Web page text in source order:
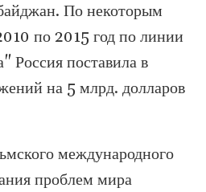
По некоторым
по 2015 год по линии
Россия поставила в
на 5 млрд. долларов
международного
проблем мира